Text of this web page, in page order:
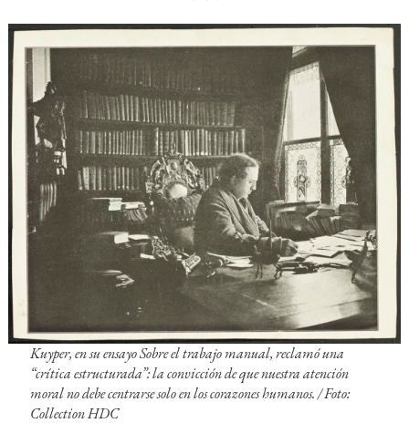
Kuyper, en su ensayoSobre el trabajo manual, reclamó una
“crítica estructurada”: la convicción de que nuestra atención
moral no debe centrarse solo en los corazones humanos. / Foto:
Collection HDC